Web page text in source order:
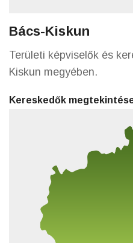
Bács-Kiskun
Területi képviselők és
Kiskun megyében.
Kereskedők